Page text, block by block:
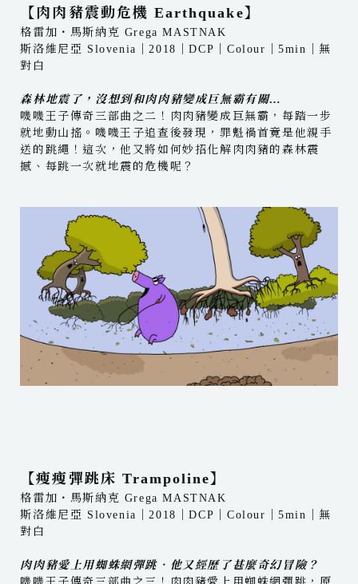
【肉肉豬震動危機 Earthquake】
格雷加・馬斯納克 Grega MASTNAK
斯洛維尼亞 Slovenia｜2018｜DCP｜Colour｜5min｜無
對白
森林地震了，沒想到和肉肉豬變成巨無霸有關…
嘰嘰王子傳奇三部曲之二！肉肉豬變成巨無霸，每踏一步
就地動山搖。嘰嘰王子追查後發現，罪魁禍首竟是他親手
送的跳繩！這次，他又將如何妙招化解肉肉豬的森林震
撼、每跳一次就地震的危機呢？
【瘦瘦彈跳床 Trampoline】
格雷加・馬斯納克 Grega MASTNAK
斯洛維尼亞 Slovenia｜2018｜DCP｜Colour｜5min｜無
對白
肉肉豬愛上用蜘蛛網彈跳．他又經歷了甚麼奇幻冒險？